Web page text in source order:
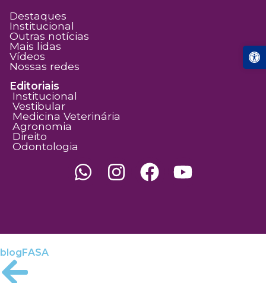
Abrir
Destaques
Institucional
Outras notícias
Mais lidas
Vídeos
Nossas redes
Editoriais
Institucional
Vestibular
Medicina Veterinária
Agronomia
Direito
Odontologia
blogFASA